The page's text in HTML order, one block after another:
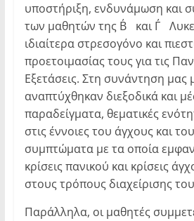
υποστήριξη, ενδυνάμωση και
των μαθητών της Β΄ και Γ΄
ιδιαίτερα στρεσογόνο και
προετοιμασίας τους για τις
Εξετάσεις. Στη συνάντηση μας
αναπτύχθηκαν διεξοδικά και
παραδείγματα, θεματικές
στις έννοιες του άγχους και
συμπτώματα με τα οποία
κρίσεις πανικού και κρίσεις
στους τρόπους διαχείρισης
Παράλληλα, οι μαθητές